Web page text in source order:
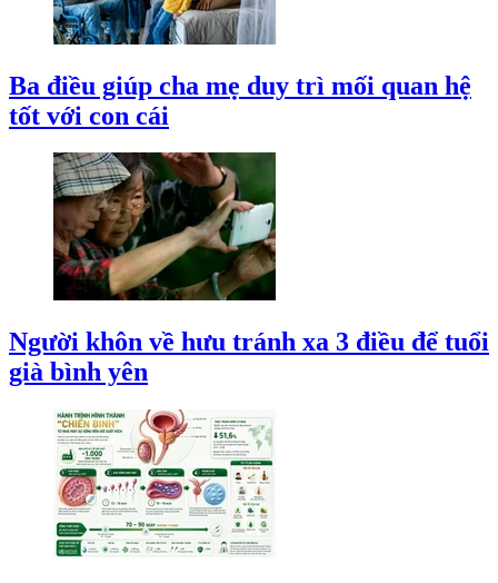
Ba điều giúp cha mẹ duy trì mối quan hệ
tốt với con cái
Người khôn về hưu tránh xa 3 điều để tuổi
già bình yên